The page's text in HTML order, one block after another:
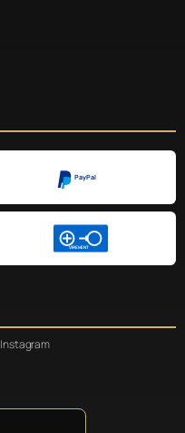
PayPal
VIREMENT
Instagram